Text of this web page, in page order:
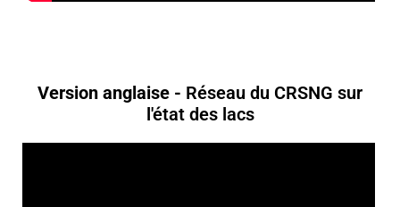
Version anglaise - Réseau du CRSNG sur
l'état des lacs